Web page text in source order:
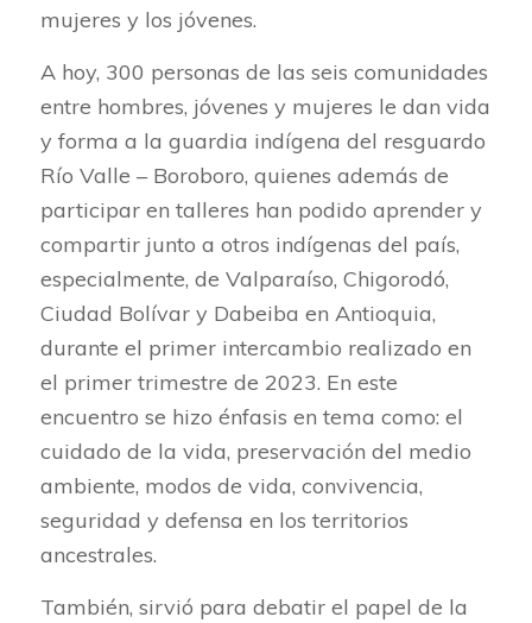
mujeres y los jóvenes.
A hoy, 300 personas de las seis comunidades
entre hombres, jóvenes y mujeres le dan vida
y forma a la guardia indígena del resguardo
Río Valle – Boroboro, quienes además de
participar en talleres han podido aprender y
compartir junto a otros indígenas del país,
especialmente, de Valparaíso, Chigorodó,
Ciudad Bolívar y Dabeiba en Antioquia,
durante el primer intercambio realizado en
el primer trimestre de 2023. En este
encuentro se hizo énfasis en tema como: el
cuidado de la vida, preservación del medio
ambiente, modos de vida, convivencia,
seguridad y defensa en los territorios
ancestrales.
También, sirvió para debatir el papel de la